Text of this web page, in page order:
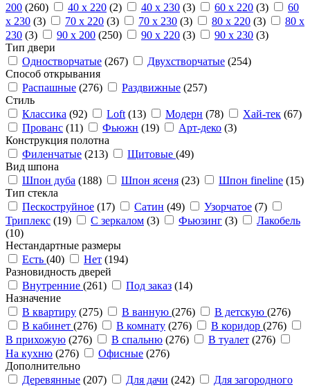
200 (260) 40 x 220 (2) 40 x 230 (3) 60 x 220 (3)
60
x 230 (3) 70 x 220 (3) 70 x 230 (3) 80 x 220 (3)
80 x
230 (3) 90 x 200 (250) 90 x 220 (3) 90 x 230 (3)
Тип двери
Одностворчатые (267) Двухстворчатые (254)
Способ открывания
Распашные (276) Раздвижные (257)
Стиль
Классика (92) Loft (13) Модерн (78) Хай-тек (67)
Прованс (11) Фьюжн (19) Арт-деко (3)
Конструкция полотна
Филенчатые (213) Щитовые (49)
Вид шпона
Шпон дуба (188) Шпон ясеня (23) Шпон fineline (15)
Тип стекла
Пескоструйное (17) Сатин (49) Узорчатое (7)
Триплекс (19) С зеркалом (3) Фьюзинг (3)
Лакобель
(10)
Нестандартные размеры
Есть (40) Нет (194)
Разновидность дверей
Внутренние (261) Под заказ (14)
Назначение
В квартиру (275) В ванную (276) В детскую (276)
В кабинет (276) В комнату (276) В коридор (276)
В прихожую (276) В спальню (276) В туалет (276)
На кухню (276) Офисные (276)
Дополнительно
Деревянные (207) Для дачи (242)
Для загородного